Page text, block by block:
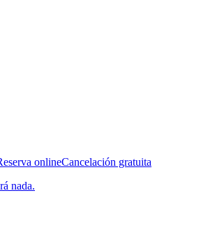
onlineCancelación gratuita
nada.